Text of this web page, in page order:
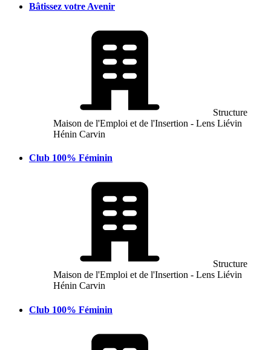
Bâtissez votre Avenir
Structure
Maison de l'Emploi et de l'Insertion - Lens Liévin
Hénin Carvin
Club 100% Féminin
Structure
Maison de l'Emploi et de l'Insertion - Lens Liévin
Hénin Carvin
Club 100% Féminin